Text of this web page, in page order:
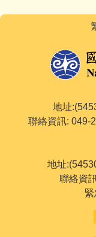
地址
聯絡資訊: 049-
地址
聯絡資